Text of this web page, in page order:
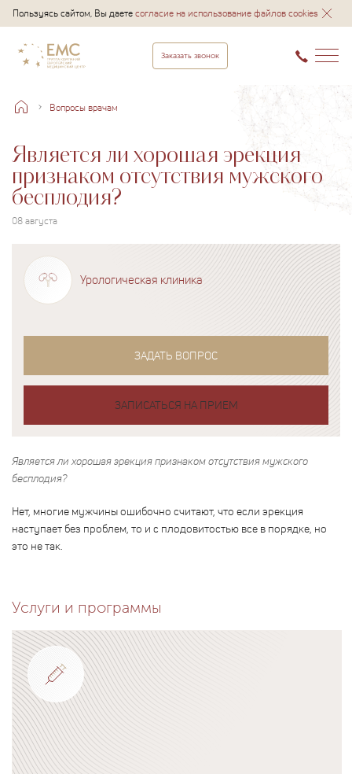
Пользуясь сайтом, Вы даетесогласие на использование файлов cookies
Заказать звонок
Вопросы врачам
Является ли хорошая эрекция
признаком отсутствия мужского
бесплодия?
08 августа
Урологическая клиника
ЗАДАТЬ ВОПРОС
ЗАПИСАТЬСЯ НА ПРИЕМ
Является ли хорошая эрекция признаком отсутствия мужского
бесплодия?
Нет, многие мужчины ошибочно считают, что если эрекция
наступает без проблем, то и с плодовитостью все в порядке, но
это не так.
Услуги и программы